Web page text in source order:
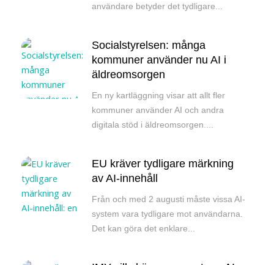
användare betyder det tydligare...
Socialstyrelsen: många
kommuner använder nu AI i
äldreomsorgen
En ny kartläggning visar att allt fler
kommuner använder AI och andra
digitala stöd i äldreomsorgen....
EU kräver tydligare märkning
av AI-innehåll
Från och med 2 augusti måste vissa AI-
system vara tydligare mot användarna.
Det kan göra det enklare...